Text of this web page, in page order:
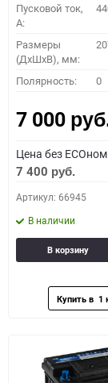
Пусковой ток,
A:
Размеры
(ДхШхВ), мм:
Полярность: 0
7 000 руб.
Цена без
7 400 руб.
Артикул: 66945
В наличии
В корзину